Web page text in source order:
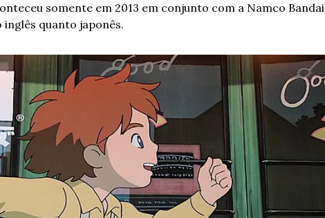
somente em 2013 em conjunto com a Namco Bandai
inglês quanto japonês.